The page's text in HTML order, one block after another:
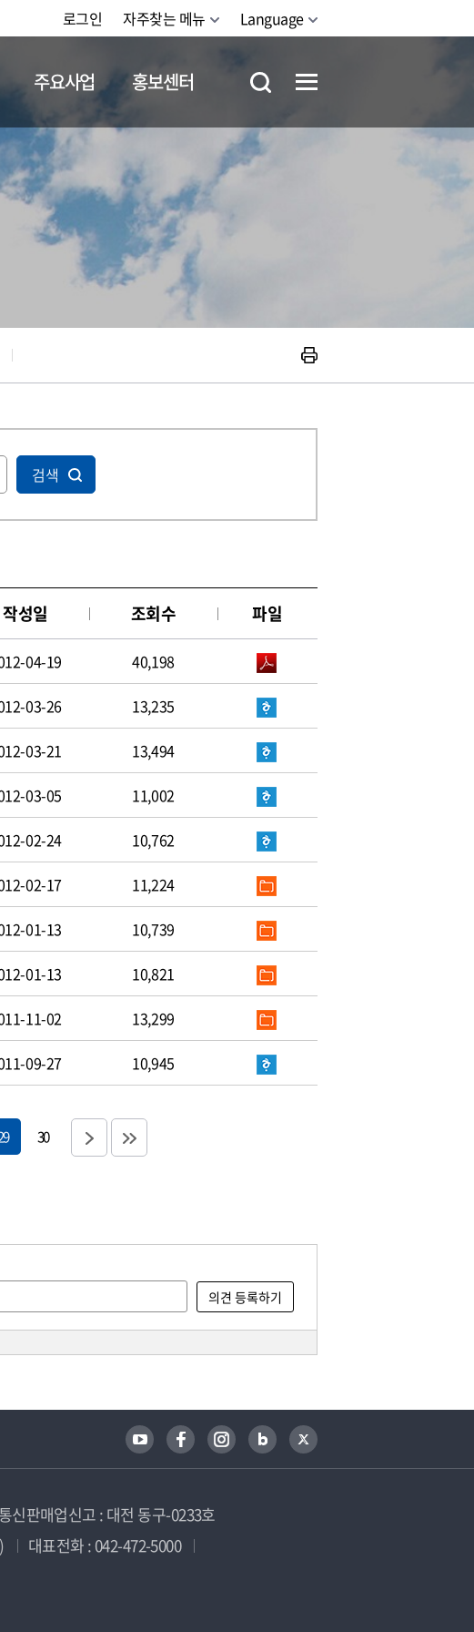
로그인 자주찾는 메뉴 Language
정보
주요사업 홍보센터
검색
작성일 조회수 파일
04-19 40,198
03-26 13,235
03-21 13,494
03-05 11,002
02-24 10,762
02-17 11,224
01-13 10,739
01-13 10,821
11-02 13,299
09-27 10,945
30
통신판매업신고 : 대전 동구-0233호
대표전화 : 042-472-5000